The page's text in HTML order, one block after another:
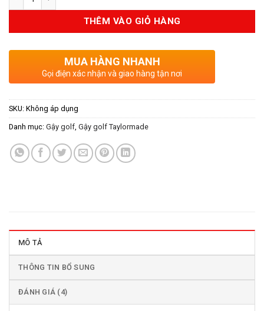
THÊM VÀO GIỎ HÀNG
MUA HÀNG NHANH
Gọi điện xác nhận và giao hàng tận nơi
SKU: Không áp dụng
Danh mục: Gậy golf, Gậy golf Taylormade
MÔ TẢ
THÔNG TIN BỔ SUNG
ĐÁNH GIÁ (4)